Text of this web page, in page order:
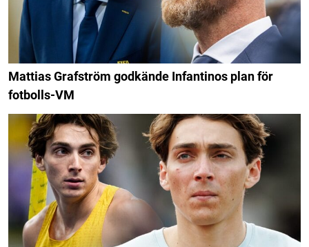
Mattias Grafström godkände Infantinos plan för
fotbolls-VM